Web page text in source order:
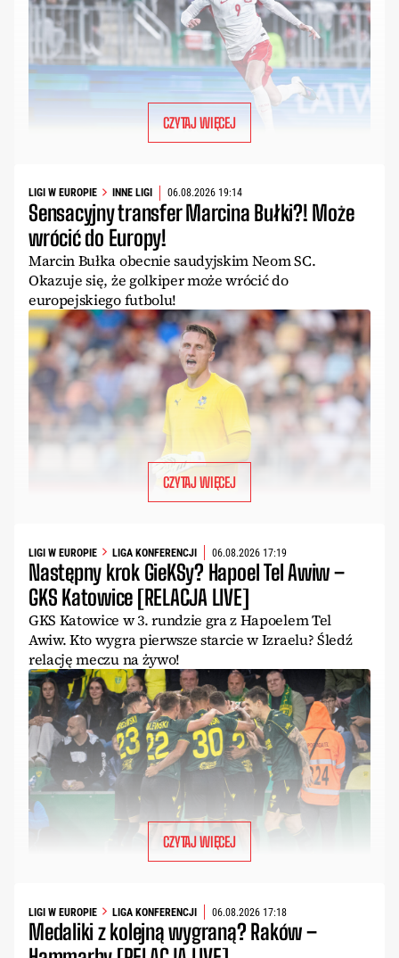
CZYTAJ WIĘCEJ
LIGI W EUROPIE INNE LIGI 06.08.2026 19:14
Sensacyjny transfer Marcina Bułki?! Może
wrócić do Europy!
Marcin Bułka obecnie saudyjskim Neom SC.
Okazuje się, że golkiper może wrócić do
europejskiego futbolu!
CZYTAJ WIĘCEJ
LIGI W EUROPIE LIGA KONFERENCJI 06.08.2026 17:19
Następny krok GieKSy? Hapoel Tel Awiw –
GKS Katowice [RELACJA LIVE]
GKS Katowice w 3. rundzie gra z Hapoelem Tel
Awiw. Kto wygra pierwsze starcie w Izraelu? Śledź
relację meczu na żywo!
CZYTAJ WIĘCEJ
LIGI W EUROPIE LIGA KONFERENCJI 06.08.2026 17:18
Medaliki z kolejną wygraną? Raków –